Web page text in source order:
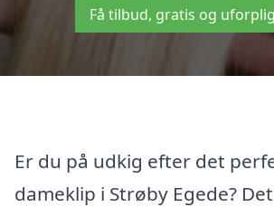
Få tilbud, gratis og
Er du på udkig efter det
dameklip i Strøby Egede?